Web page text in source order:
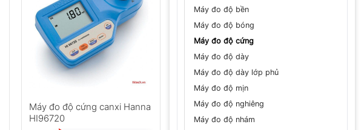
Máy đo độ bền
Máy đo độ bóng
Máy đo độ cứng
Máy đo độ dày
Máy đo độ dày lớp phủ
Máy đo độ mịn
Máy đo độ nghiêng
Máy đo độ nhám
Máy đo độ cứng canxi Hanna
HI96720